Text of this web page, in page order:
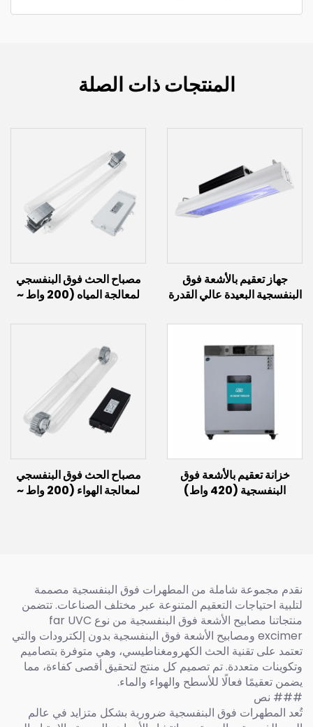
المنتجات ذات الصلة
جهاز تعقيم بالأشعة فوق
البنفسجية البعيدة عالي القدرة
واط/150 واط)
مصباح الحث فوق البنفسجي
لمعالجة المياه (200 واط ~
خزانة تعقيم بالأشعة فوق
البنفسجية (420 واط)
مصباح الحث فوق البنفسجي
لمعالجة الهواء (200 واط ~
نقدم مجموعة شاملة من المطهرات فوق البنفسجية مصممة
لتلبية احتياجات التعقيم المتنوعة عبر مختلف الصناعات. تتضمن
منتجاتنا مصابيح الأشعة فوق البنفسجية من نوع far UVC
excimer ومصابيح الأشعة فوق البنفسجية بدون إلكترودات والتي
تعتمد على تقنية الحث الكهرومغناطيسي، وهي متوفرة بتصاميم
وتكوينات متعددة. تم تصميم كل منتج لتحقيق أقصى كفاءة، مما
يضمن تعقيمًا فعالًا للأسطح والهواء والماء.
### نص
تُعد المطهرات فوق البنفسجية ضرورية بشكل متزايد في عالم